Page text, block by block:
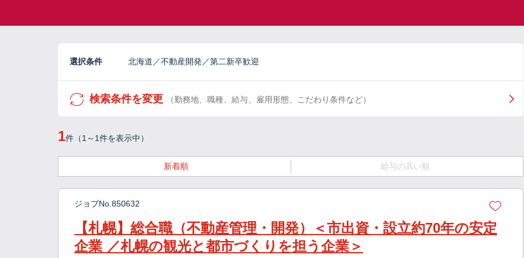
選択条件 北海道／不動産開発／第二新卒歓迎
検索条件を変更 （勤務地、職種、給与、雇用形態、こだわり条件など）
1件（1～1件を表示中）
新着順 給与の高い順
ジョブNo.850632
【札幌】総合職（不動産管理・開発）＜市出資・設立約70年の安定
企業 ／札幌の観光と都市づくりを担う企業＞